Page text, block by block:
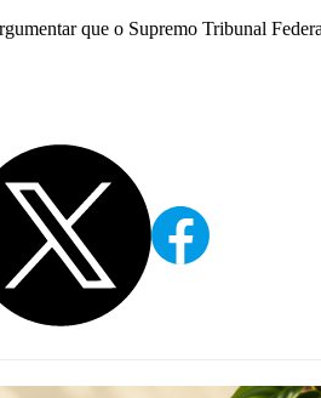
que o Supremo Tribunal